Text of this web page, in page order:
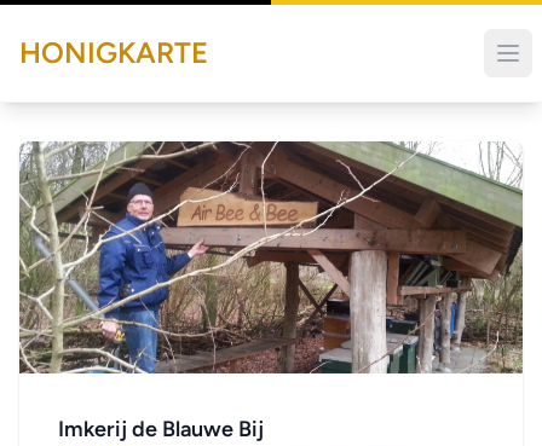
HONIGKARTE
Imkerij de Blauwe Bij